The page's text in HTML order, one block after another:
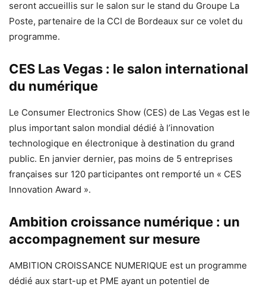
seront accueillis sur le salon sur le stand du Groupe La
Poste, partenaire de la CCI de Bordeaux sur ce volet du
programme.
CES Las Vegas : le salon international
du numérique
Le Consumer Electronics Show (CES) de Las Vegas est le
plus important salon mondial dédié à l’innovation
technologique en électronique à destination du grand
public. En janvier dernier, pas moins de 5 entreprises
françaises sur 120 participantes ont remporté un « CES
Innovation Award ».
Ambition croissance numérique : un
accompagnement sur mesure
AMBITION CROISSANCE NUMERIQUE est un programme
dédié aux start-up et PME ayant un potentiel de